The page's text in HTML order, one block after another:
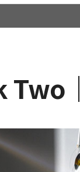
Two